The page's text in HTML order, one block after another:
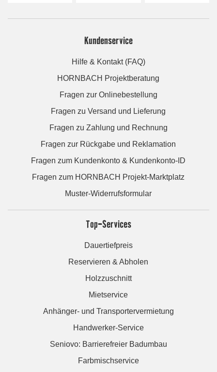
Kundenservice
Hilfe & Kontakt (FAQ)
HORNBACH Projektberatung
Fragen zur Onlinebestellung
Fragen zu Versand und Lieferung
Fragen zu Zahlung und Rechnung
Fragen zur Rückgabe und Reklamation
Fragen zum Kundenkonto & Kundenkonto-ID
Fragen zum HORNBACH Projekt-Marktplatz
Muster-Widerrufsformular
Top-Services
Dauertiefpreis
Reservieren & Abholen
Holzzuschnitt
Mietservice
Anhänger- und Transportervermietung
Handwerker-Service
Seniovo: Barrierefreier Badumbau
Farbmischservice